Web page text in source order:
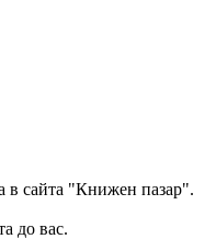
в сайта "Книжен пазар".
до вас.